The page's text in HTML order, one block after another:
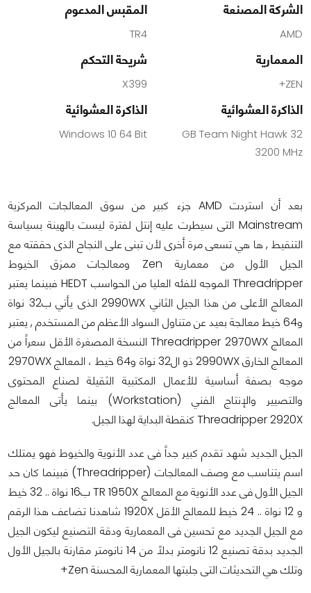
الشركة المصنعة
AMD
المقبس المدعوم
TR4
المعمارية
ZEN+
شريحة التحكم
X399
الذاكرة العشوائية
32 GB Team Night Hawk
3200 MHz
الذاكرة العشوائية
Windows 10 64 Bit
بعد أن استردت AMD جزء كبير من سوق المعالجات المركزية
Mainstream التى سيطرت عليه إنتل لفترة ليست بالهينة بسياسة
التنقيط , ها هي تسعى مرة أخرى لأن تبنى على النجاح الذى حققته مع
الجيل الأول من معمارية Zen ومعالجات ممزق الخيوط
Threadripper الموجه للفئه العليا من الحواسب HEDT فبينما يعتبر
المعالج الأعلى من هذا الجيل الثاني 2990WX الذى يأتي ب32 نواة
و64 خيط معالجة بعيد عن متناول السواد الأعظم من المستخدم , يعتبر
المعالج Threadripper 2970WX النسخة المصغرة الأقل سعراً من
المعالج الخارق 2990WX ذو ال32 نواة و64 خيط ، المعالج 2970WX
موجه بصفة أساسية للأعمال المكتبية الثقيلة لصناع المحتوى
والتصيير والإنتاج الفني (Workstation) بينما يأتى المعالج
Threadripper 2920X كنقطة البداية لهذا الجيل.
الجيل الجديد شهد تقدم كبير جداً فى عدد الأنوية والخيوط فهو يمتلك
اسم يتناسب مع وصف المعالجات (Threadripper) فبينما كان حد
الجيل الأول فى عدد الأنوية مع المعالج TR 1950X ب16 نواة .. 32 خيط
و 12 نواة .. 24 خيط للمعالج الأقل 1920X شاهدنا تضاعف هذا الرقم
مع الجيل الجديد مع تحسين فى المعمارية ودقة التصنيع ليكون الجيل
الجديد بدقة تصنيع 12 نانومتر بدلاً من 14 نانومتر مقارنة بالجيل الأول
وتلك هي التحديثات التى جلبتها المعمارية المحسنة Zen+